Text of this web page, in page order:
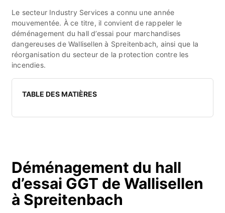
Le secteur Industry Services a connu une année
mouvementée. À ce titre, il convient de rappeler le
déménagement du hall d’essai pour marchandises
dangereuses de Wallisellen à Spreitenbach, ainsi que la
réorganisation du secteur de la protection contre les
incendies.
TABLE DES MATIÈRES
Déménagement du hall
d’essai GGT de Wallisellen
à Spreitenbach